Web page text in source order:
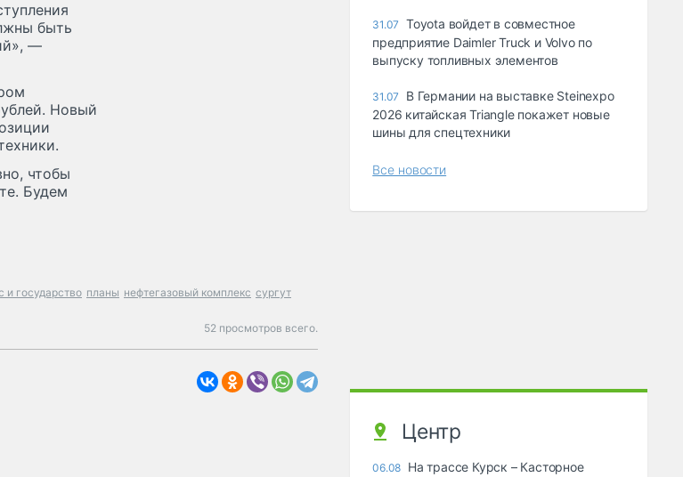
быть
—
Новый
чтобы
Будем
и государство планы нефтегазовый комплекс сургут
52 просмотров всего.
31.07
Toyota войдет в совместное
предприятие Daimler Truck и Volvo по
выпуску топливных элементов
31.07
В Германии на выставке Steinexpo
2026 китайская Triangle покажет новые
шины для спецтехники
Все новости
Центр
06.08 На трассе Курск – Касторное